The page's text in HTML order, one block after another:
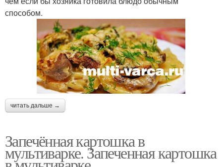
способом.
читать дальше →
Запечённая картошка в
мультиварке. Запеченная картошка